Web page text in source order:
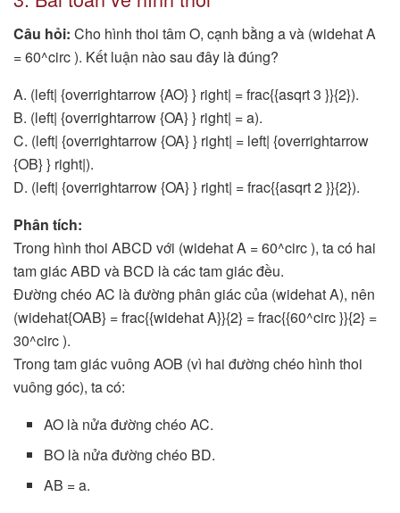
Câu hỏi: Cho hình thoi tâm O, cạnh bằng a và (widehat A
= 60^circ ). Kết luận nào sau đây là đúng?
A. (left| {overrightarrow {AO} } right| = frac{{asqrt 3 }}{2}).
B. (left| {overrightarrow {OA} } right| = a).
C. (left| {overrightarrow {OA} } right| = left| {overrightarrow
{OB} } right|).
D. (left| {overrightarrow {OA} } right| = frac{{asqrt 2 }}{2}).
Phân tích:
Trong hình thoi ABCD với (widehat A = 60^circ ), ta có hai
tam giác ABD và BCD là các tam giác đều.
Đường chéo AC là đường phân giác của (widehat A), nên
(widehat{OAB} = frac{{widehat A}}{2} = frac{{60^circ }}{2} =
30^circ ).
Trong tam giác vuông AOB (vì hai đường chéo hình thoi
vuông góc), ta có:
AO là nửa đường chéo AC.
BO là nửa đường chéo BD.
AB = a.